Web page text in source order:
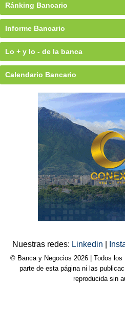
Ránking Bancario
Informe Bancario
Lo + y lo - de la banca
Calendario Bancario
Nuestras redes: Linkedin
© Banca y Negocios 2026 | Todos los
parte de esta página ni las
reproducida sin